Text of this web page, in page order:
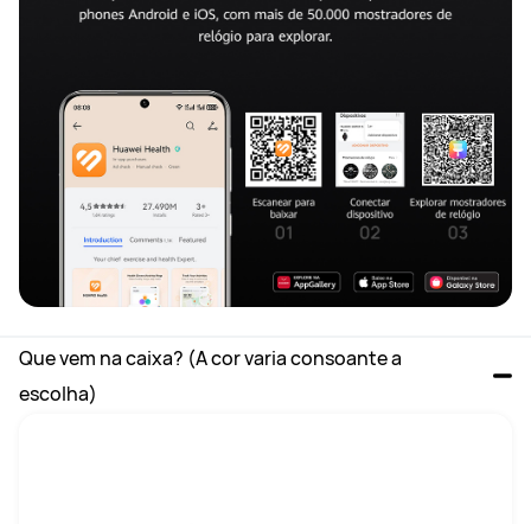
Que vem na caixa? (A cor varia consoante a
escolha)